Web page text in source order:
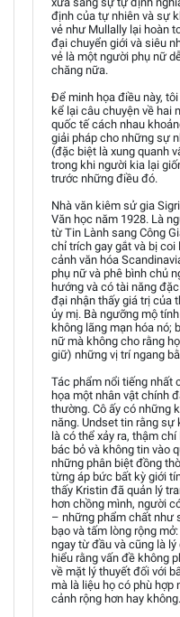
định của tự nhiên và sự
vẻ như Mullally lại hoàn
đại chuyển giới và siêu
vẻ là một người phụ nữ
chăng nữa.
Để minh họa điều này,
kể lại câu chuyện về hai
quốc tế cách nhau
giải pháp cho những sự
(đặc biệt là xung quanh
trong khi người kia lại
trước những điều đó.
Nhà văn kiêm sử gia
Văn học năm 1928. Là
từ Tin Lành sang Công
chỉ trích gay gắt và bị coi
cảnh văn hóa
phụ nữ và phê bình chủ
hướng và có tài năng
đại nhận thấy giá trị của
ủy mị. Bà ngưỡng mộ
không lãng mạn hóa nó;
nữ mà không cho rằng
giữ) những vị trí ngang
Tác phẩm nổi tiếng nhất
họa một nhân vật chính
thường. Cô ấy có những
năng. Undset tin rằng sự
là có thể xảy ra, thậm
bác bỏ và không tin vào
những phân biệt đồng
từng áp bức bất kỳ giới
thấy Kristin đã quản lý
hơn chồng mình, người
– những phẩm chất như
bạo và tấm lòng rộng
ngay từ đầu và cũng là
hiểu rằng vấn đề không
về mặt lý thuyết đối với
mà là liệu họ có phù hợp
cảnh rộng hơn hay không.